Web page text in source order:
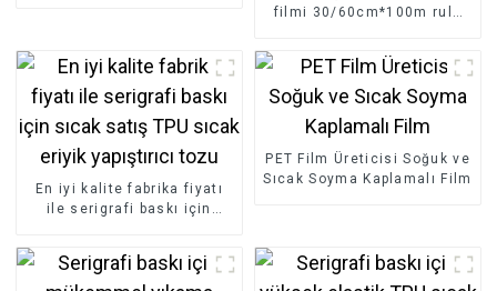
filmi 30/60cm*100m rulo
üreticisi
En iyi kalite fabrika fiyatı
ile serigrafi baskı için
PET Film Üreticisi Soğuk ve
Sıcak Soyma Kaplamalı Film